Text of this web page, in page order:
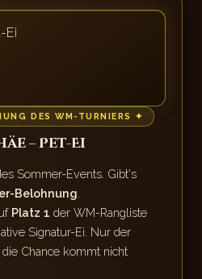
DES WM-TURNIERS ✦
– Pet-Ei
Sommer-Events. Gibt's
Belohnung
Platz 1 der WM-Rangliste
Signatur-Ei. Nur der
Chance kommt nicht